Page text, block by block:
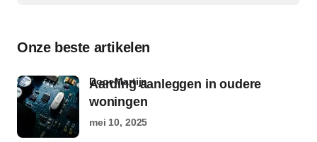
Onze beste artikelen
Aarding aanleggen in oudere
woningen
door Martijn
mei 10, 2025